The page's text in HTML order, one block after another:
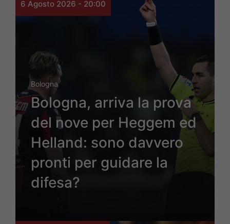
6 Agosto 2026 - 20:00
Bologna
Bologna, arriva la prova
del nove per Heggem ed
Helland: sono davvero
pronti per guidare la
difesa?